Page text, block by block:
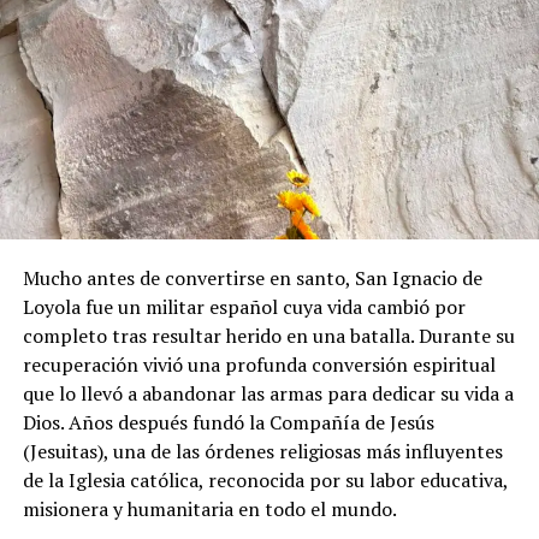
Mucho antes de convertirse en santo, San Ignacio de
Loyola fue un militar español cuya vida cambió por
completo tras resultar herido en una batalla. Durante su
recuperación vivió una profunda conversión espiritual
que lo llevó a abandonar las armas para dedicar su vida a
Dios. Años después fundó la Compañía de Jesús
(Jesuitas), una de las órdenes religiosas más influyentes
de la Iglesia católica, reconocida por su labor educativa,
misionera y humanitaria en todo el mundo.